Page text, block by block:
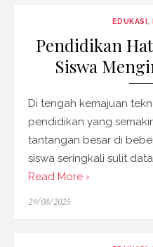
EDUKASI,
Pendidikan
Siswa
Di tengah kemajuan
pendidikan yang
tantangan besar di
siswa seringkali sulit
Read More ›
Posted
29/08/2025